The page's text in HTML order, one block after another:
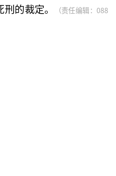
的裁定。
（责任编辑：088